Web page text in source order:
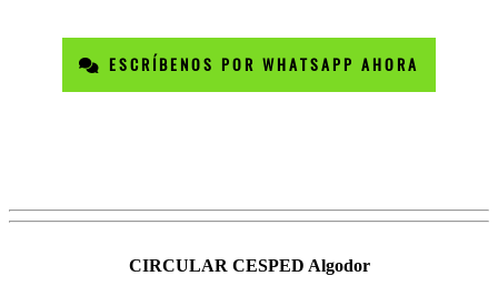
ESCRÍBENOS POR WHATSAPP AHORA
CIRCULAR CESPED Algodor